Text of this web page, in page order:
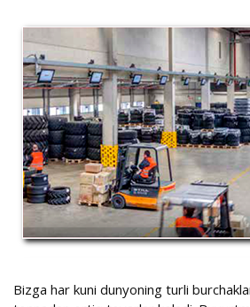
Bizga har kuni dunyoning turli